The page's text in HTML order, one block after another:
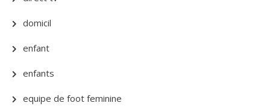
domicil
enfant
enfants
equipe de foot feminine